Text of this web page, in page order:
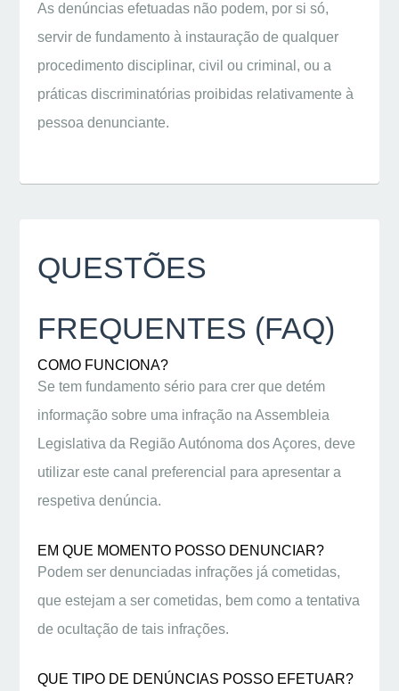
As denúncias efetuadas não podem, por si só,
servir de fundamento à instauração de qualquer
procedimento disciplinar, civil ou criminal, ou a
práticas discriminatórias proibidas relativamente à
pessoa denunciante.
QUESTÕES
FREQUENTES (FAQ)
COMO FUNCIONA?
Se tem fundamento sério para crer que detém
informação sobre uma infração na Assembleia
Legislativa da Região Autónoma dos Açores, deve
utilizar este canal preferencial para apresentar a
respetiva denúncia.
EM QUE MOMENTO POSSO DENUNCIAR?
Podem ser denunciadas infrações já cometidas,
que estejam a ser cometidas, bem como a tentativa
de ocultação de tais infrações.
QUE TIPO DE DENÚNCIAS POSSO EFETUAR?